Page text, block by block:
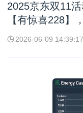
2025京东双11
【有惊喜228】
2026-06-09 14:39:17